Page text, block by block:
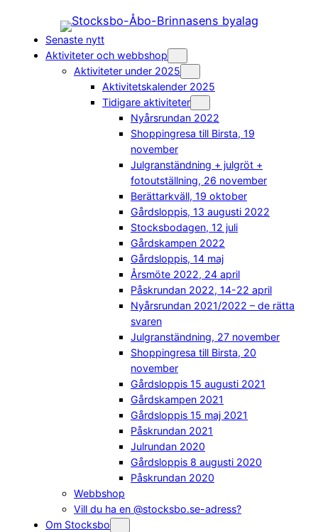
innehåll
Senaste nytt
Aktiviteter och webbshop
Aktiviteter under 2025
Aktivitetskalender 2025
Tidigare aktiviteter
Nyårsrundan 2022
Shoppingresa till Birsta, 19
november
Julgranständning + julgröt +
fotoutställning, 26 november
Berättarkväll, 19 oktober
Gårdsloppis, 13 augusti 2022
Stocksbodagen, 12 juli
Gårdskampen 2022
Gårdsloppis, 14 maj
Årsmöte 2022, 24 april
Påskrundan 2022, 14-22 april
Nyårsrundan 2021/2022 – de rätta
svaren
Julgranständning, 27 november
Shoppingresa till Birsta, 20
november
Gårdsloppis 15 augusti 2021
Gårdskampen 2021
Gårdsloppis 15 maj 2021
Påskrundan 2021
Julrundan 2020
Gårdsloppis 8 augusti 2020
Påskrundan 2020
Webbshop
Vill du ha en @stocksbo.se-adress?
Om Stocksbo